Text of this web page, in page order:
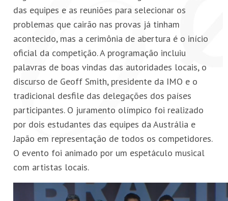
das equipes e as reuniões para selecionar os
problemas que cairão nas provas já tinham
acontecido, mas a cerimônia de abertura é o início
oficial da competição. A programação incluiu
palavras de boas vindas das autoridades locais, o
discurso de Geoff Smith, presidente da IMO e o
tradicional desfile das delegações dos países
participantes. O juramento olímpico foi realizado
por dois estudantes das equipes da Austrália e
Japão em representação de todos os competidores.
O evento foi animado por um espetáculo musical
com artistas locais.